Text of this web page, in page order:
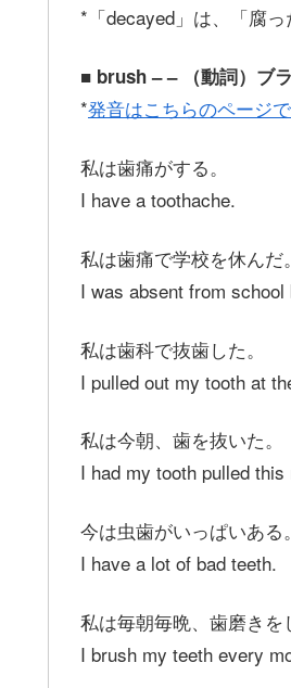
*「decayed」は、「腐っ
■ brush – – （動詞）ブ
*発音はこちらのページ
私は歯痛がする。
I have a toothache.
私は歯痛で学校を休んだ。
I was absent from
私は歯科で抜歯した。
I pulled out my tooth at
私は今朝、歯を抜いた。
I had my tooth pulled this
今は虫歯がいっぱいある。
I have a lot of bad teeth.
私は毎朝毎晩、歯磨きを
I brush my teeth every